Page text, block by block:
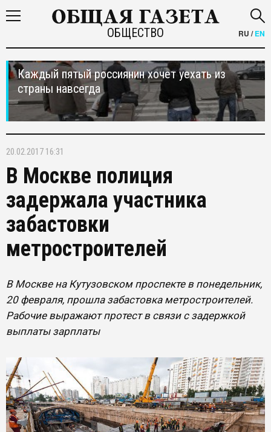
ОБЩЕСТВО RU /EN
Каждый пятый россиянин хочет уехать из
страны навсегда
20.02.2017 16:31
В Москве полиция
задержала участника
забастовки
метростроителей
В Москве на Кутузовском проспекте в понедельник,
20 февраля, прошла забастовка метростроителей.
Рабочие выражают протест в связи с задержкой
выплаты зарплаты